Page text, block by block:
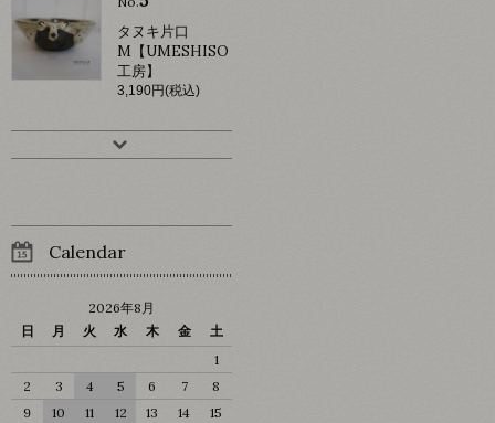
タヌキ片口
M【UMESHISO
工房】
3,190円(税込)
Calendar
2026年8月
日
月 火 水 木 金
土
1
2
3 4 5 6 7
8
9
10 11 12 13 14
15